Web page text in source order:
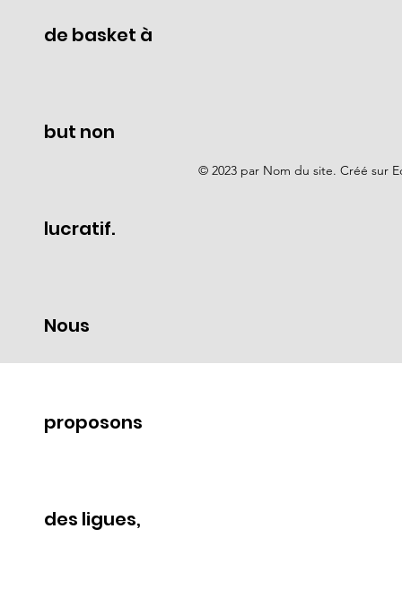
de basket à
but non
lucratif.
Nous
proposons
des ligues,
© 2023 par Nom du site. Créé sur